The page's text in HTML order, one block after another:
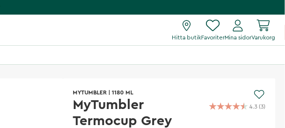
Hitta butikFavoriterMina sidorVarukorg
MYTUMBLER 1180 ML
MyTumbler
Termocup Grey
4.3 (3)